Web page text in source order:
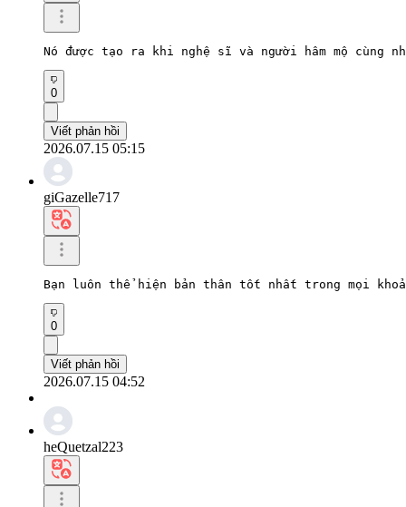
Nó được tạo ra khi nghệ sĩ và người hâm mộ
0
Viết phản hồi
2026.07.15 05:15
giGazelle717
Bạn luôn thể hiện bản thân tốt nhất trong mọi
0
Viết phản hồi
2026.07.15 04:52
heQuetzal223